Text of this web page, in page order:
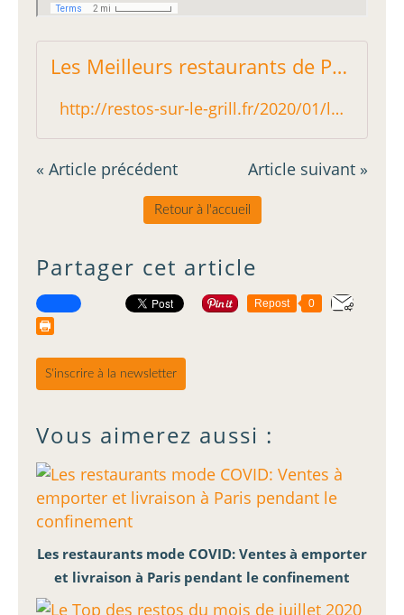
Les Meilleurs restaurants de Paris 2020 - Restos sur le Grill - Blog critique des restaurants de Paris indépendant !
http://restos-sur-le-grill.fr/2020/01/les-meilleurs-restaurants-de-paris-2020.html
« Article précédent Article suivant »
Retour à l'accueil
Partager cet article
Repost 0
S'inscrire à la newsletter
Vous aimerez aussi :
Les restaurants mode COVID: Ventes à emporter
et livraison à Paris pendant le confinement